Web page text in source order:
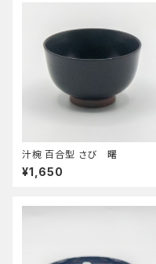
汁椀 百合型 さび 曙
¥1,650